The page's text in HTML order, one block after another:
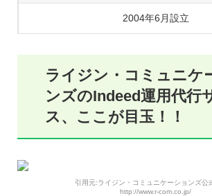
2004年6月設立
ライジン・コミュニケ
ンズのIndeed運用代行
ス、ここが目玉！！
引用元:ライジン・コミュニケーションズ公
http://www.r-com.co.jp/